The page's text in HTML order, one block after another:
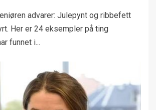
advarer: Julepynt og ribbefett
Her er 24 eksempler på ting
funnet i...